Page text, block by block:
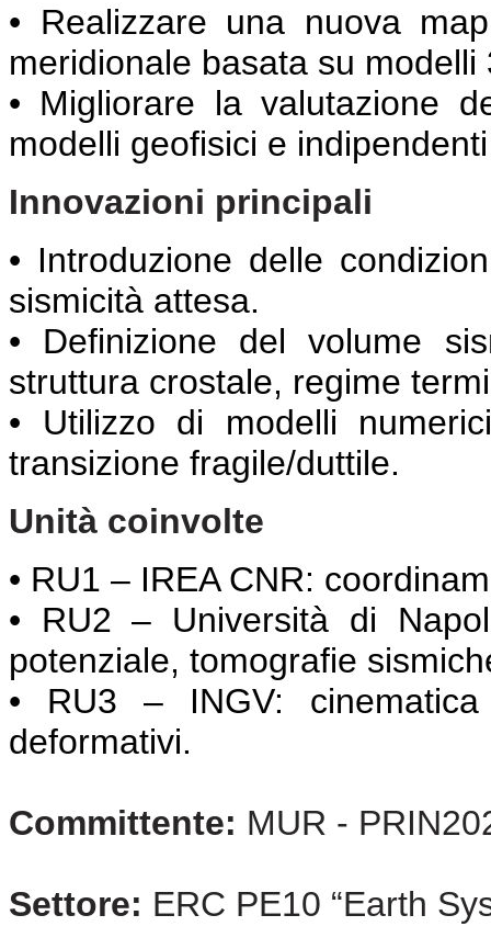
• Realizzare una nuova
meridionale basata su
• Migliorare la valutazione
modelli geofisici e
Innovazioni principali
• Introduzione delle
sismicità attesa.
• Definizione del volume
struttura crostale, regime
• Utilizzo di modelli
transizione fragile/duttile.
Unità coinvolte
• RU1 – IREA CNR:
• RU2 – Università di
potenziale, tomografie
• RU3 – INGV:
deformativi.
Committente: MUR -
Settore: ERC PE10 “Earth